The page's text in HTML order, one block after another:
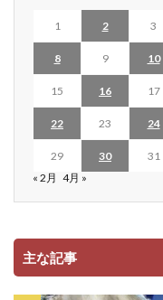
1 2 3
8 9 10
15 16 17
22 23 24
29 30
31
« 2月 4月 »
主な記事